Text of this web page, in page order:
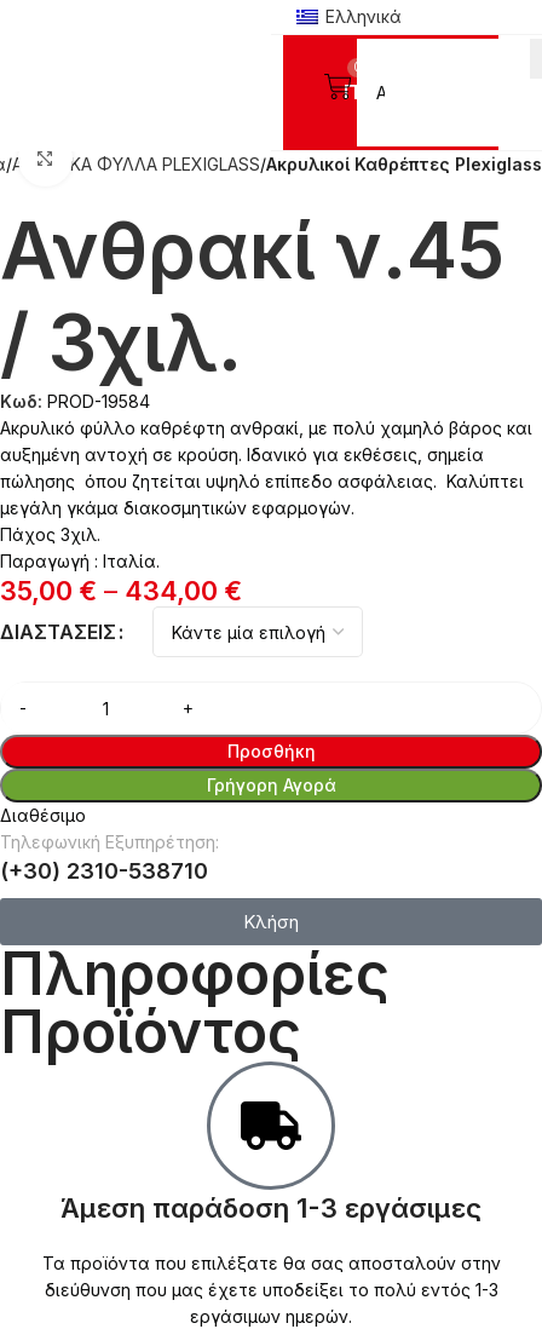
Ελληνικά
Προϊόντα
0
ΑΚΡΥΛΙΚΑ ΦΥΛΛΑ PLEXIGLASS Ακρυλικοί Καθρέπτες Plexiglass
Click to enlarge
Ανθρακί ν.45
/ 3χιλ.
Κωδ: PROD-19584
Ακρυλικό φύλλο καθρέφτη ανθρακί, με πολύ χαμηλό βάρος και
αυξημένη αντοχή σε κρούση. Ιδανικό για εκθέσεις, σημεία
πώλησης όπου ζητείται υψηλό επίπεδο ασφάλειας. Καλύπτει
μεγάλη γκάμα διακοσμητικών εφαρμογών.
Πάχος 3χιλ.
Παραγωγή : Ιταλία.
35,00 € – 434,00 €
ΔΙΑΣΤΆΣΕΙΣ
Προσθήκη
Γρήγορη Αγορά
Διαθέσιμο
Τηλεφωνική Εξυπηρέτηση:
(+30) 2310-538710
Κλήση
Πληροφορίες
Προϊόντος
Άμεση παράδοση 1-3 εργάσιμες
Τα προϊόντα που επιλέξατε θα σας αποσταλούν στην
διεύθυνση που μας έχετε υποδείξει το πολύ εντός 1-3
εργάσιμων ημερών.